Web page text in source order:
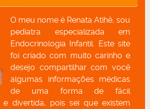
O meu nome é Renata Atihê, sou
pediatra especializada em
Endocrinologia Infantil. Este site
foi criado com muito carinho e
desejo compartilhar com você
algumas informações médicas
de uma forma de fácil
e divertida, pois sei que existem